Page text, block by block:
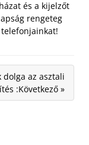
és a kijelzőt
rengeteg
dolga az asztali
:Következő »